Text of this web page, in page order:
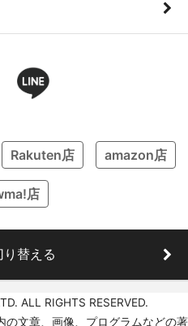
Rakuten店 amazon店
店
替える
ALL RIGHTS RESERVED.
の文章、画像、プログラムなどの著